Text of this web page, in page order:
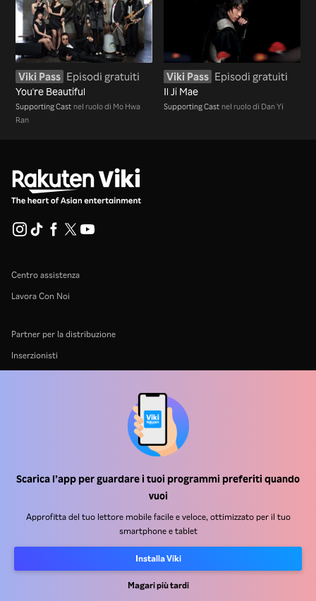
Scarica l’app per guardare i tuoi programmi preferiti quando
vuoi
Approfitta del tuo lettore mobile facile e veloce, ottimizzato per il tuo
smartphone e tablet
Installa Viki
Magari più tardi
Viki Pass Episodi gratuiti
You're Beautiful
Supporting Cast nel ruolo di Mo Hwa
Ran
Viki Pass Episodi gratuiti
Il Ji Mae
Supporting Cast nel ruolo di Dan Yi
Centro assistenza
Lavora Con Noi
Partner per la distribuzione
Inserzionisti
Informativa sui cookie e sulla Tecnologia di tracciamento
Politica sul copyright
RakutenRakuten KoboRakuten ViberRakuten TravelMore servicesAbout Rakuten